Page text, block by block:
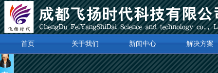
首页 关于我们 新闻中心 解决方案